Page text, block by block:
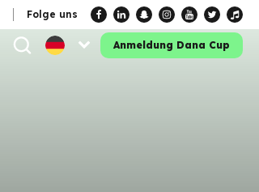
Folge uns
Anmeldung Dana Cup